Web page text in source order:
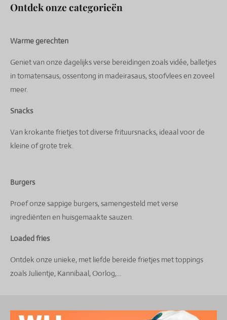
Ontdek onze categorieën
Warme gerechten
Geniet van onze dagelijks verse bereidingen zoals vidée, balletjes
in tomatensaus, ossentong in madeirasaus, stoofvlees en zoveel
meer.
Snacks
Van krokante frietjes tot diverse frituursnacks, ideaal voor de
kleine of grote trek.
Burgers
Proef onze sappige burgers, samengesteld met verse
ingrediënten en huisgemaakte sauzen.
Loaded fries
Ontdek onze unieke, met liefde bereide frietjes met toppings
zoals Julientje, Kannibaal, Oorlog,...